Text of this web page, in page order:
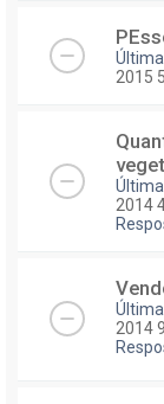
2015
2014
2014